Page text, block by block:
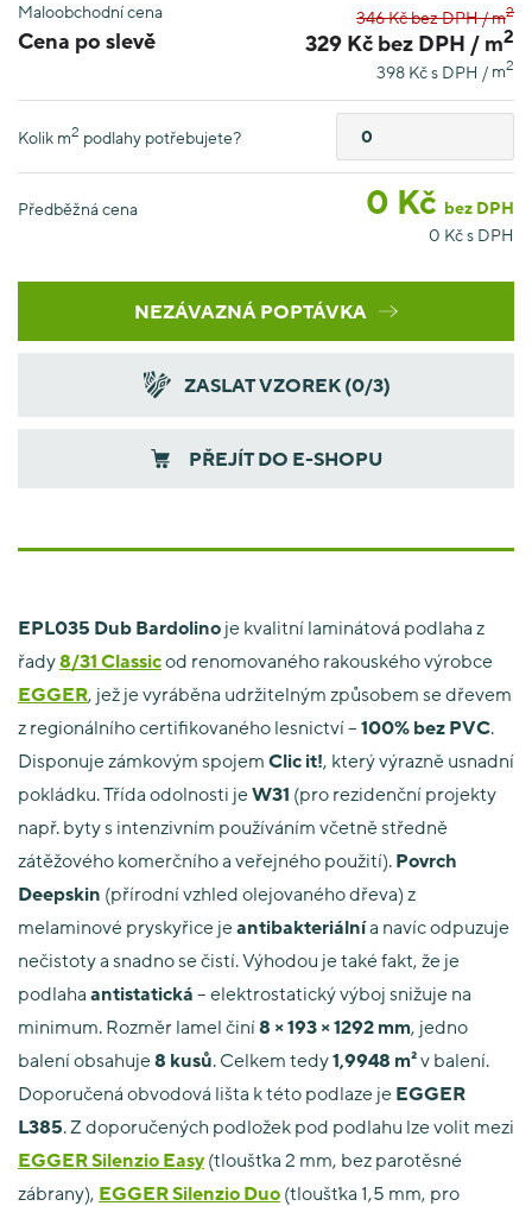
Maloobchodní cena
Cena po slevě
346 Kč bez DPH /m2
329 Kč bez DPH / m2
398 Kč s DPH / m2
Kolik m2 podlahy potřebujete?
Předběžná cena 0 Kč bez DPH
0 Kč s DPH
NEZÁVAZNÁ POPTÁVKA
ZASLAT VZOREK (0/3)
PŘEJÍT DO E-SHOPU
EPL035 Dub Bardolino je kvalitní laminátová podlaha z
řady8/31 Classicod renomovaného rakouského výrobce
EGGER, jež je vyráběna udržitelným způsobem se dřevem
z regionálního certifikovaného lesnictví – 100% bez PVC.
Disponuje zámkovým spojem Clic it!, který výrazně usnadní
pokládku. Třída odolnosti jeW31 (pro rezidenční projekty
např. byty s intenzivním používáním včetně středně
zátěžového komerčního a veřejného použití). Povrch
Deepskin (přírodní vzhled olejovaného dřeva) z
melaminové pryskyřice jeantibakteriálnía navíc odpuzuje
nečistoty a snadno se čistí. Výhodou je také fakt, že je
podlaha antistatická – elektrostatický výboj snižuje na
minimum. Rozměr lamel činí8 × 193 × 1292 mm, jedno
balení obsahuje8 kusů. Celkem tedy1,9948 m²v balení.
Doporučená obvodová lišta k této podlaze je EGGER
L385. Z doporučených podložek pod podlahu lze volit mezi
EGGER Silenzio Easy (tloušťka 2 mm, bez parotěsné
zábrany), EGGER Silenzio Duo (tloušťka 1,5 mm, pro